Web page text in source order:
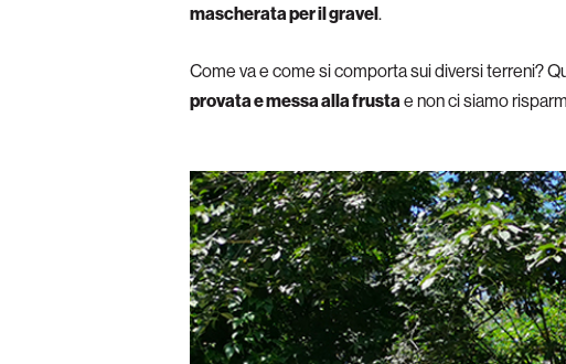
mascherata per il gravel.
Come va e come si comporta sui diversi terreni?
provata e messa alla frusta e non ci siamo